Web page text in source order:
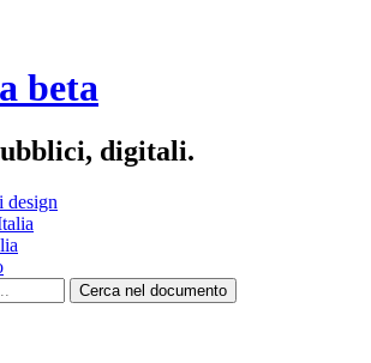
beta
digitali.
design
Cerca nel documento